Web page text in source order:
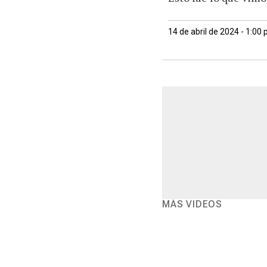
14 de abril de 2024 - 1:00
MÁS VIDEOS